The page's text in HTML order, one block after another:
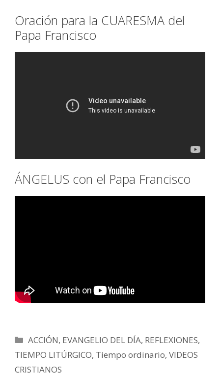
Oración para la CUARESMA del
Papa Francisco
ÁNGELUS con el Papa Francisco
Categorías
ACCIÓN, EVANGELIO DEL DÍA, REFLEXIONES,
TIEMPO LITÚRGICO, Tiempo ordinario, VIDEOS
CRISTIANOS